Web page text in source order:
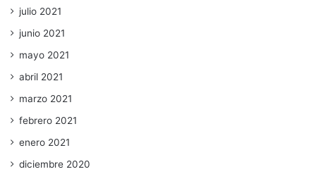
julio 2021
junio 2021
mayo 2021
abril 2021
marzo 2021
febrero 2021
enero 2021
diciembre 2020